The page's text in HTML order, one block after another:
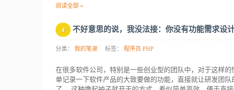
阅读全部 »
4 不好意思的说，我没法接：你没有功能需求设
分类： 我的笔录 标签： 程序员 PHP
在很多软件公司，特别是一些创业型的团队中，对于这样
单记录一下软件产品的大致要做的功能，直接就让研发团